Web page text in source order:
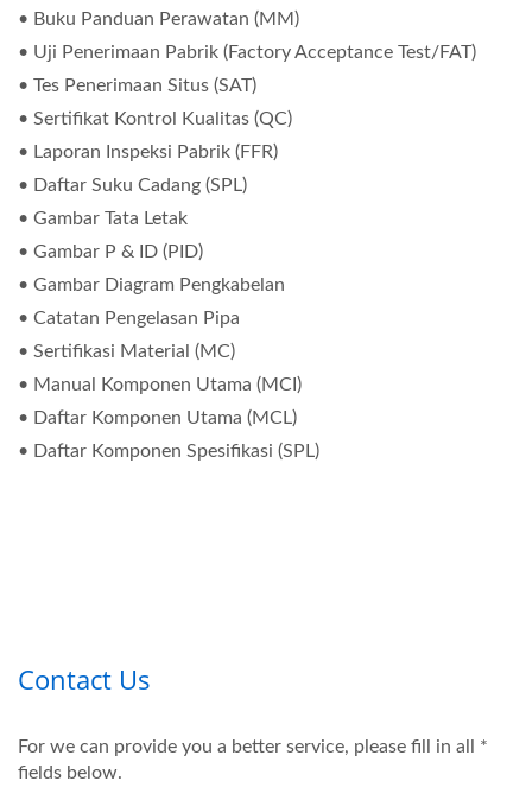
• Buku Panduan Perawatan (MM)
• Uji Penerimaan Pabrik (Factory Acceptance Test/FAT)
• Tes Penerimaan Situs (SAT)
• Sertifikat Kontrol Kualitas (QC)
• Laporan Inspeksi Pabrik (FFR)
• Daftar Suku Cadang (SPL)
• Gambar Tata Letak
• Gambar P & ID (PID)
• Gambar Diagram Pengkabelan
• Catatan Pengelasan Pipa
• Sertifikasi Material (MC)
• Manual Komponen Utama (MCI)
• Daftar Komponen Utama (MCL)
• Daftar Komponen Spesifikasi (SPL)